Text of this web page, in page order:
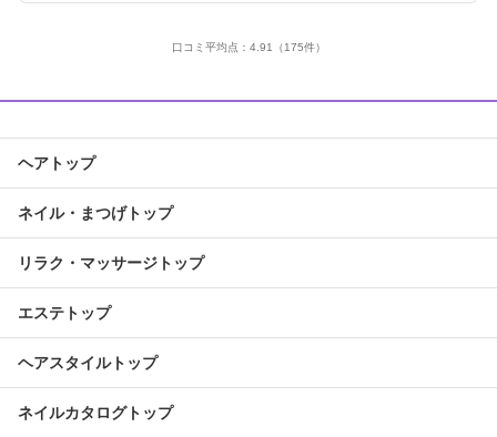
口コミ平均点： 4.91 （175件）
ヘアトップ
ネイル・まつげトップ
リラク・マッサージトップ
エステトップ
ヘアスタイルトップ
ネイルカタログトップ